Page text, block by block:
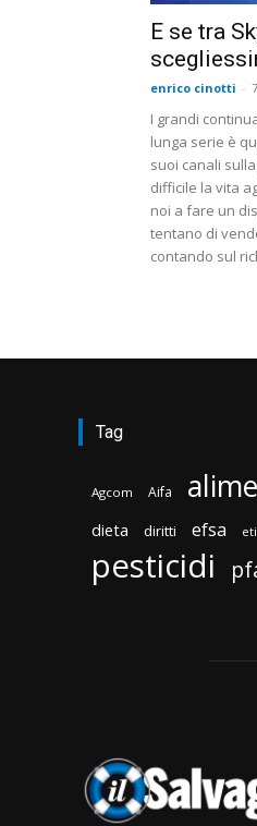
E se tra
enrico cinotti -
I grandi
lunga serie è
suoi canali
difficile la vita
noi a fare un
tentano di
contando sul
Tag
Agcom Aifa
dieta diritti efsa
pesticidi